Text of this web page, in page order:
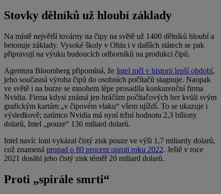
Stovky dělníků už hloubí základy
Na místě největší továrny na čipy na světě už 1400 dělníků hloubí a
betonuje základy. Vysoké školy v Ohiu i v dalších státech se pak
připravují na výuku budoucích odborníků na produkci čipů.
Agentura Bloomberg připomíná, že Intel měl v historii lepší období,
jeho současná výroba čipů do osobních počítačů stagnuje. Naopak
ve světě i na burze se mnohem lépe prosadila konkurenční firma
Nvidia. Firma kdysi známá jen hráčům počítačových her kvůli svým
grafickým kartám „v čipovém vlaku“ všem ujíždí. To se ukazuje i
výsledkově; zatímco Nvidia má nyní tržní hodnotu 2,3 biliony
dolarů, Intel „pouze“ 136 miliard dolarů.
Intel navíc loni vykázal čistý zisk pouze ve výši 1,7 miliardy dolarů,
což znamená propad o 80 procent oproti roku 2022. Ještě v roce
2021 dosáhl jeho čistý zisk téměř 20 miliard dolarů.
Proti „spirále smrti“